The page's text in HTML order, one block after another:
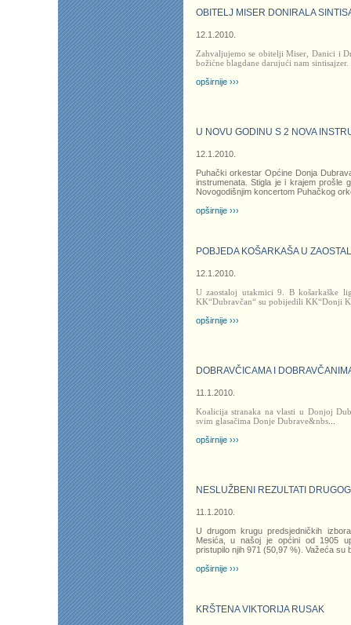
OBITELJ MISER DONIRALA
12.1.2010.
Zahvaljujemo se obitelji Miser, Danici i
božićne blagdane darujući nam
opširnije ›››
U NOVU GODINU S 2 NOVA
12.1.2010.
Puhački orkestar Općine Donja
instrumenata. Stigla je i krajem prošle
Novogodišnjim koncertom Puhačkog
opširnije ›››
POBJEDA KOŠARKAŠA U
12.1.2010.
U zaostaloj utakmici 9. B košarkaške
KK“Dubravčan“ su pobijedili KK“Donji
opširnije ›››
DOBRAVČICAMA I
11.1.2010.
Koalicija stranaka na vlasti u Donjoj
svim glasačima Donje Dubrave&nbs...
opširnije ›››
NESLUŽBENI REZULTATI
11.1.2010.
U drugom krugu predsjedničkih
Mesića, u našoj je općini od 1905
pristupilo njih 971 (50,97 %). Važeća su
opširnije ›››
KRŠTENA VIKTORIJA RUSAK